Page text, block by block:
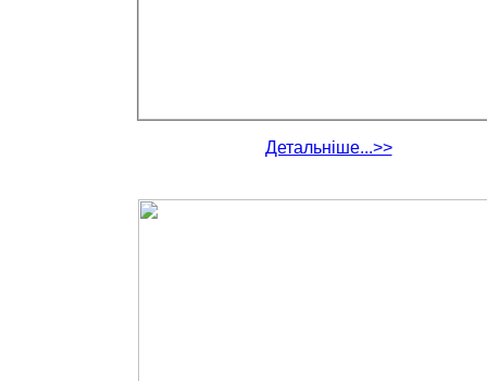
Детальніше...>>